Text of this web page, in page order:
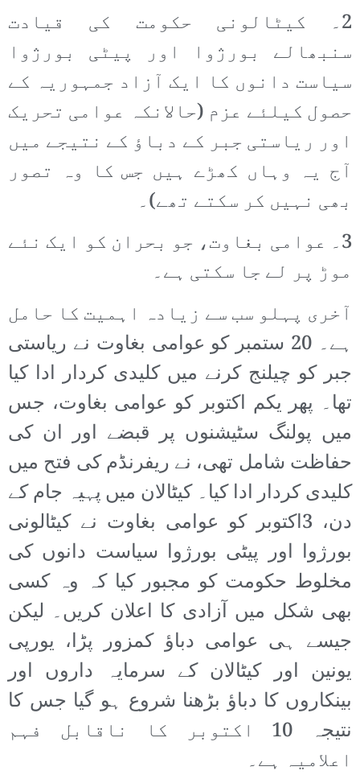
2۔ کیٹالونی حکومت کی قیادت
سنبھالے بورژوا اور پیٹی بورژوا
سیاست دانوں کا ایک آزاد جمہوریہ کے
حصول کیلئے عزم (حالانکہ عوامی تحریک
اور ریاستی جبر کے دباؤ کے نتیجے میں
آج یہ وہاں کھڑے ہیں جس کا وہ تصور
بھی نہیں کر سکتے تھے)۔
3۔ عوامی بغاوت، جو بحران کو ایک نئے
موڑ پر لے جا سکتی ہے۔
آخری پہلو سب سے زیادہ اہمیت کا حامل
ہے۔ 20 ستمبر کو عوامی بغاوت نے ریاستی
جبر کو چیلنج کرنے میں کلیدی کردار ادا کیا
تھا۔ پھر یکم اکتوبر کو عوامی بغاوت، جس
میں پولنگ سٹیشنوں پر قبضے اور ان کی
حفاظت شامل تھی، نے ریفرنڈم کی فتح میں
کلیدی کردار ادا کیا۔ کیٹالان میں پہیہ جام کے
دن، 3اکتوبر کو عوامی بغاوت نے کیٹالونی
بورژوا اور پیٹی بورژوا سیاست دانوں کی
مخلوط حکومت کو مجبور کیا کہ وہ کسی
بھی شکل میں آزادی کا اعلان کریں۔ لیکن
جیسے ہی عوامی دباؤ کمزور پڑا، یورپی
یونین اور کیٹالان کے سرمایہ داروں اور
بینکاروں کا دباؤ بڑھنا شروع ہو گیا جس کا
نتیجہ 10 اکتوبر کا ناقابل فہم
اعلامیہ ہے۔